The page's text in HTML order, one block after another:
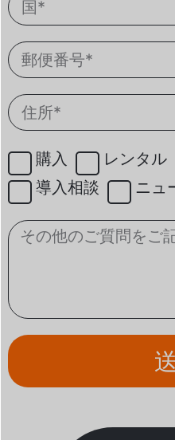
購入 レンタル
導入相談
ニュ